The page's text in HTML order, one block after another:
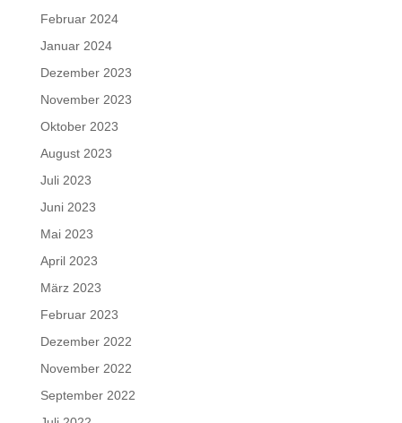
Februar 2024
Januar 2024
Dezember 2023
November 2023
Oktober 2023
August 2023
Juli 2023
Juni 2023
Mai 2023
April 2023
März 2023
Februar 2023
Dezember 2022
November 2022
September 2022